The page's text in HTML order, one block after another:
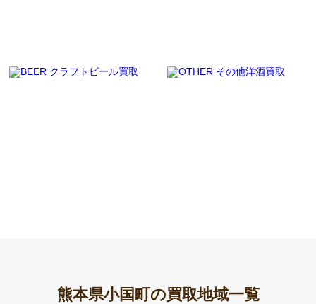
熊本県小国町の買取地域一覧